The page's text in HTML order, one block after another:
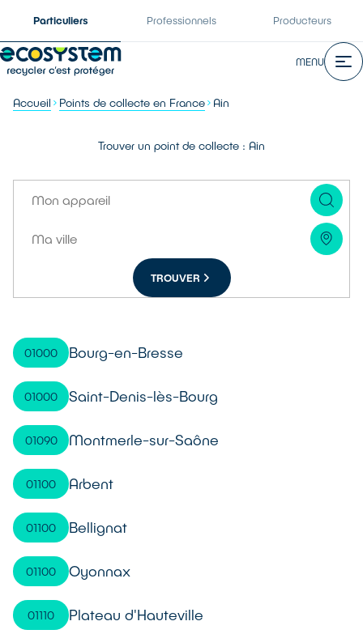
Particuliers Professionnels Producteurs
MENU
Accueil Points de collecte en France Ain
Trouver un point de collecte : Ain
TROUVER
01000 Bourg-en-Bresse
01000 Saint-Denis-lès-Bourg
01090 Montmerle-sur-Saône
01100 Arbent
01100 Bellignat
01100 Oyonnax
01110 Plateau d'Hauteville